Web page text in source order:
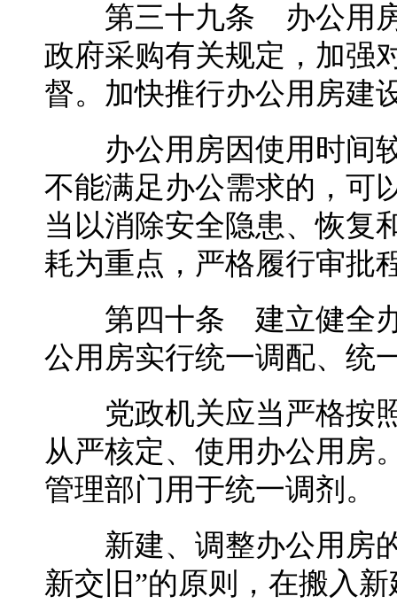
第三十九条 办公用房
政府采购有关规定，加强
督。加快推行办公用房建
办公用房因使用时间较
不能满足办公需求的，可
当以消除安全隐患、恢复
耗为重点，严格履行审批
第四十条 建立健全办
公用房实行统一调配、统
党政机关应当严格按照
从严核定、使用办公用房
管理部门用于统一调剂。
新建、调整办公用房的
新交旧”的原则，在搬入